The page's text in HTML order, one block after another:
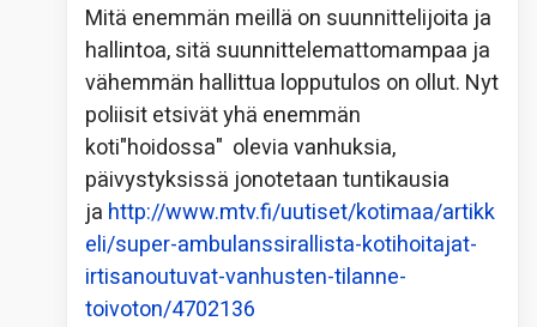
Mitä enemmän meillä on suunnittelijoita ja
hallintoa, sitä suunnittelemattomampaa ja
vähemmän hallittua lopputulos on ollut. Nyt
poliisit etsivät yhä enemmän
koti"hoidossa" olevia vanhuksia,
päivystyksissä jonotetaan tuntikausia
ja http://www.mtv.fi/uutiset/kotimaa/artikk
eli/super-ambulanssirallista-kotihoitajat-
irtisanoutuvat-vanhusten-tilanne-
toivoton/4702136